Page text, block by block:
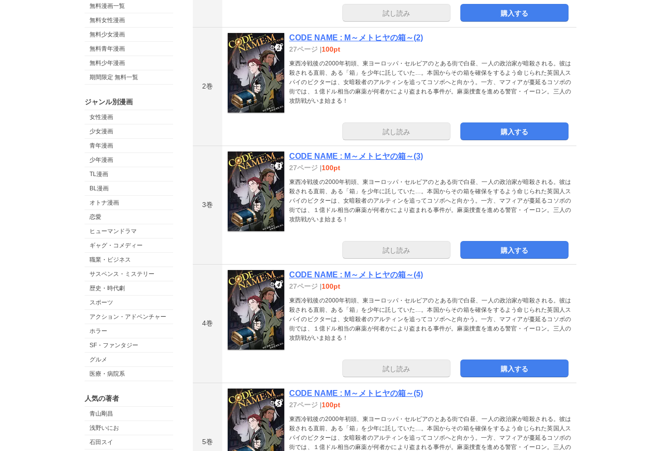
無料漫画一覧
無料女性漫画
無料少女漫画
無料青年漫画
無料少年漫画
期間限定 無料一覧
ジャンル別漫画
女性漫画
少女漫画
青年漫画
少年漫画
TL漫画
BL漫画
オトナ漫画
恋愛
ヒューマンドラマ
ギャグ・コメディー
職業・ビジネス
サスペンス・ミステリー
歴史・時代劇
スポーツ
アクション・アドベンチャー
ホラー
SF・ファンタジー
グルメ
医療・病院系
人気の著者
青山剛昌
浅野いにお
石田スイ
試し読み 購入する
2巻
CODE NAME : M～メトヒヤの箱～(2)
27ページ |100pt
東西冷戦後の2000年初頭、東ヨーロッパ・セルビアのとある街で白昼、一人の政治家が暗殺される。彼は
殺される直前、ある「箱」を少年に託していた…。本国からその箱を確保をするよう命じられた英国人ス
パイのビクターは、女暗殺者のアルティンを追ってコソボへと向かう。一方、マフィアが蔓延るコソボの
街では、１億ドル相当の麻薬が何者かにより盗まれる事件が。麻薬捜査を進める警官・イーロン。三人の
攻防戦がいま始まる！
試し読み 購入する
3巻
CODE NAME : M～メトヒヤの箱～(3)
27ページ |100pt
東西冷戦後の2000年初頭、東ヨーロッパ・セルビアのとある街で白昼、一人の政治家が暗殺される。彼は
殺される直前、ある「箱」を少年に託していた…。本国からその箱を確保をするよう命じられた英国人ス
パイのビクターは、女暗殺者のアルティンを追ってコソボへと向かう。一方、マフィアが蔓延るコソボの
街では、１億ドル相当の麻薬が何者かにより盗まれる事件が。麻薬捜査を進める警官・イーロン。三人の
攻防戦がいま始まる！
試し読み 購入する
4巻
CODE NAME : M～メトヒヤの箱～(4)
27ページ |100pt
東西冷戦後の2000年初頭、東ヨーロッパ・セルビアのとある街で白昼、一人の政治家が暗殺される。彼は
殺される直前、ある「箱」を少年に託していた…。本国からその箱を確保をするよう命じられた英国人ス
パイのビクターは、女暗殺者のアルティンを追ってコソボへと向かう。一方、マフィアが蔓延るコソボの
街では、１億ドル相当の麻薬が何者かにより盗まれる事件が。麻薬捜査を進める警官・イーロン。三人の
攻防戦がいま始まる！
試し読み 購入する
5巻
CODE NAME : M～メトヒヤの箱～(5)
27ページ |100pt
東西冷戦後の2000年初頭、東ヨーロッパ・セルビアのとある街で白昼、一人の政治家が暗殺される。彼は
殺される直前、ある「箱」を少年に託していた…。本国からその箱を確保をするよう命じられた英国人ス
パイのビクターは、女暗殺者のアルティンを追ってコソボへと向かう。一方、マフィアが蔓延るコソボの
街では、１億ドル相当の麻薬が何者かにより盗まれる事件が。麻薬捜査を進める警官・イーロン。三人の